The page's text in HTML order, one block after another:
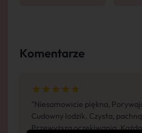
Komentarze
"Niesamowicie piękna,
Cudowny lodzik. Czysta,
Przewyższa oczekiwania.